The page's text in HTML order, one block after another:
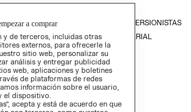
RELACIÓN CON INVERSIONISTAS
POLÍTICA EMPRESARIAL
a comprar
de terceros, incluidas otras
externos, para ofrecerle la
sitio web, personalizar su
análisis y entregar publicidad
web, aplicaciones y boletines
de plataformas de redes
información sobre el usuario,
el dispositivo.
acepta y está de acuerdo en que